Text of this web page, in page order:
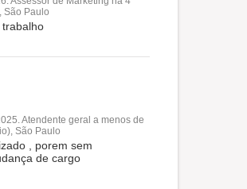
São Paulo
Atendente geral a menos de
São Paulo
, porem sem
de cargo